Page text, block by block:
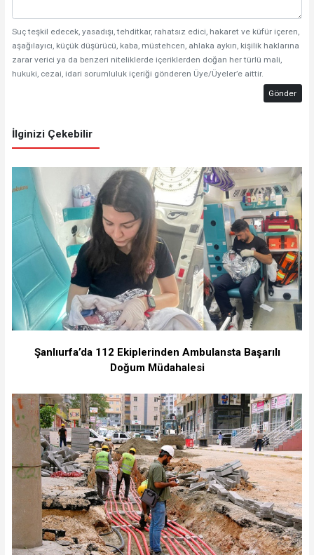
Suç teşkil edecek, yasadışı, tehditkar, rahatsız edici, hakaret ve küfür içeren,
aşağılayıcı, küçük düşürücü, kaba, müstehcen, ahlaka aykırı, kişilik haklarına
zarar verici ya da benzeri niteliklerde içeriklerden doğan her türlü mali,
hukuki, cezai, idari sorumluluk içeriği gönderen Üye/Üyeler’e aittir.
Gönder
İlginizi Çekebilir
Şanlıurfa’da 112 Ekiplerinden Ambulansta Başarılı
Doğum Müdahalesi